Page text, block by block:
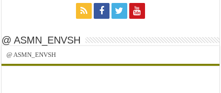
@ ASMN_ENVSH
@ ASMN_ENVSH